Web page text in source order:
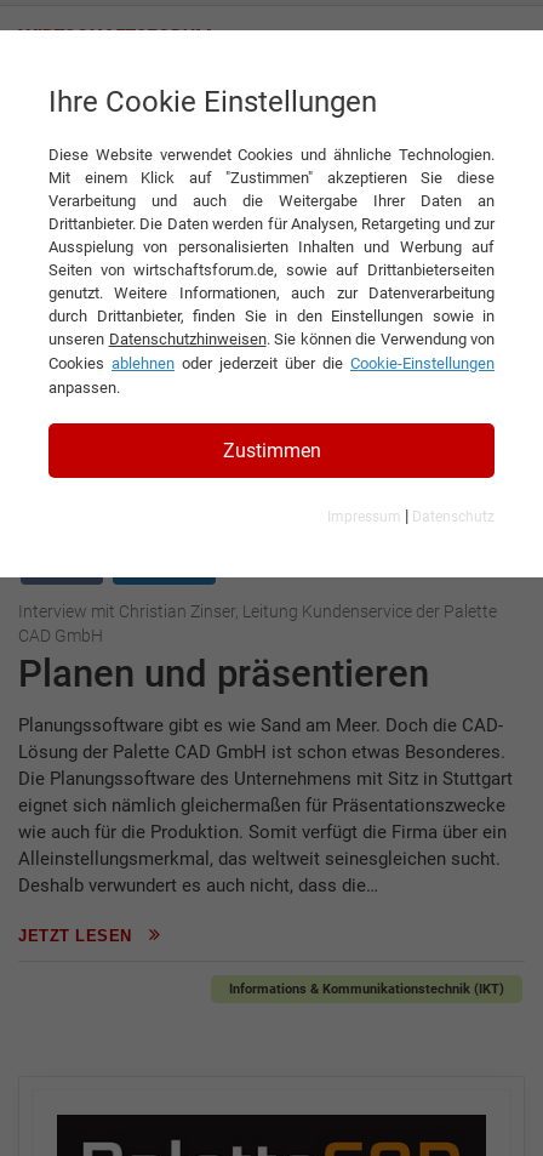
Palette CAD AG
Interviews der Palette CAD AG
Interview mit Christian Zinser, Leitung Kundenservice der Palette
CAD GmbH
Planen und präsentieren
Planungssoftware gibt es wie Sand am Meer. Doch die CAD-
Lösung der Palette CAD GmbH ist schon etwas Besonderes.
Die Planungssoftware des Unternehmens mit Sitz in Stuttgart
eignet sich nämlich gleichermaßen für Präsentationszwecke
wie auch für die Produktion. Somit verfügt die Firma über ein
Alleinstellungsmerkmal, das weltweit seinesgleichen sucht.
Deshalb verwundert es auch nicht, dass die…
JETZT LESEN
Informations & Kommunikationstechnik (IKT)
Ihre Cookie Einstellungen
Diese Website verwendet Cookies und ähnliche Technologien.
Mit einem Klick auf "Zustimmen" akzeptieren Sie diese
Verarbeitung und auch die Weitergabe Ihrer Daten an
Drittanbieter. Die Daten werden für Analysen, Retargeting und zur
Ausspielung von personalisierten Inhalten und Werbung auf
Seiten von wirtschaftsforum.de, sowie auf Drittanbieterseiten
genutzt. Weitere Informationen, auch zur Datenverarbeitung
durch Drittanbieter, finden Sie in den Einstellungen sowie in
unseren Datenschutzhinweisen. Sie können die Verwendung von
Cookies ablehnen oder jederzeit über die Cookie-Einstellungen
anpassen.
Zustimmen
Impressum | Datenschutz